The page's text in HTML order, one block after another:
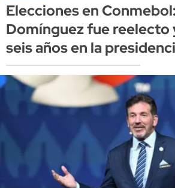
Elecciones en
Domínguez fue reelecto
seis años en la